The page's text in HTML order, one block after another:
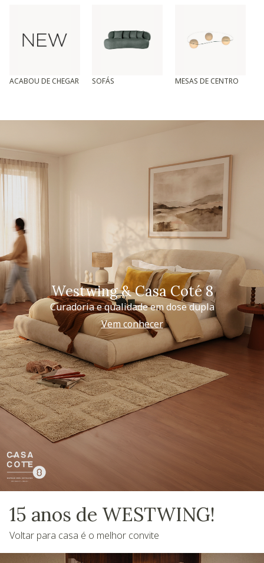
ACABOU DE CHEGAR SOFÁS MESAS DE CENTRO
Westwing & Casa Coté 8
Curadoria e qualidade em dose dupla
Vem conhecer
15 anos de WESTWING!
Voltar para casa é o melhor convite